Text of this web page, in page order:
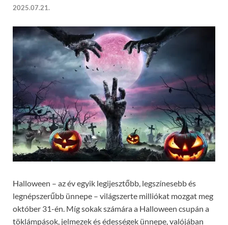
2025.07.21.
Halloween – az év egyik legijesztőbb, legszínesebb és
legnépszerűbb ünnepe – világszerte milliókat mozgat meg
október 31-én. Míg sokak számára a Halloween csupán a
töklámpások, jelmezek és édességek ünnepe, valójában